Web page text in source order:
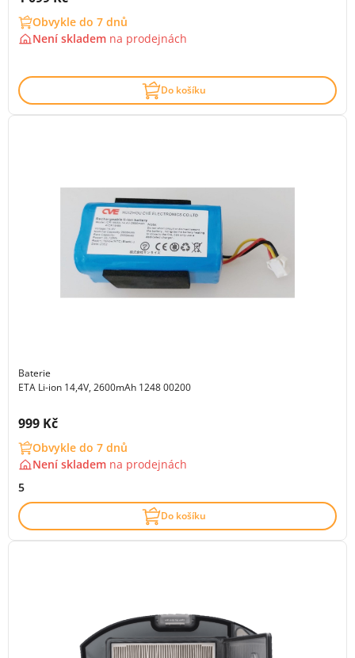
Obvykle do 7 dnů
Není skladem na prodejnách
Do košíku
Baterie
ETA Li-ion 14,4V, 2600mAh 1248 00200
Cena s DPH:
999 Kč
Obvykle do 7 dnů
Není skladem na prodejnách
5
Do košíku